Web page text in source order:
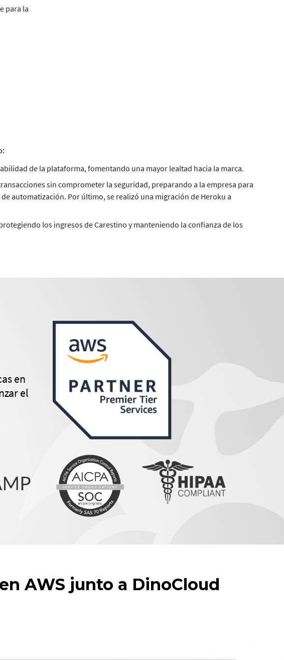
para la
de la plataforma, fomentando una mayor lealtad hacia la marca.
sin comprometer la seguridad, preparando a la empresa para
automatización. Por último, se realizó una migración de Heroku a
los ingresos de Carestino y manteniendo la confianza de los
en
el
AWS junto a DinoCloud